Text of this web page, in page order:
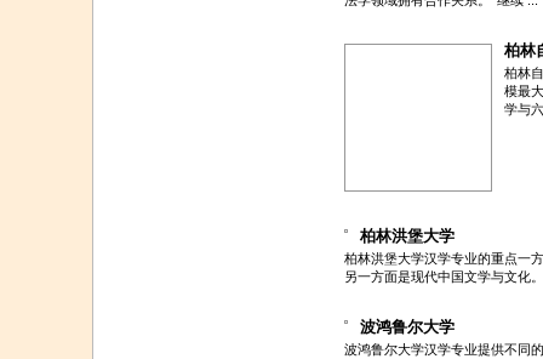
柏林
柏林
模最
学与
柏林洪堡大学
柏林洪堡大学汉学专业的重点一
另一方面是现代中国文学与文化。
波鸿鲁尔大学
波鸿鲁尔大学汉学专业提供不同